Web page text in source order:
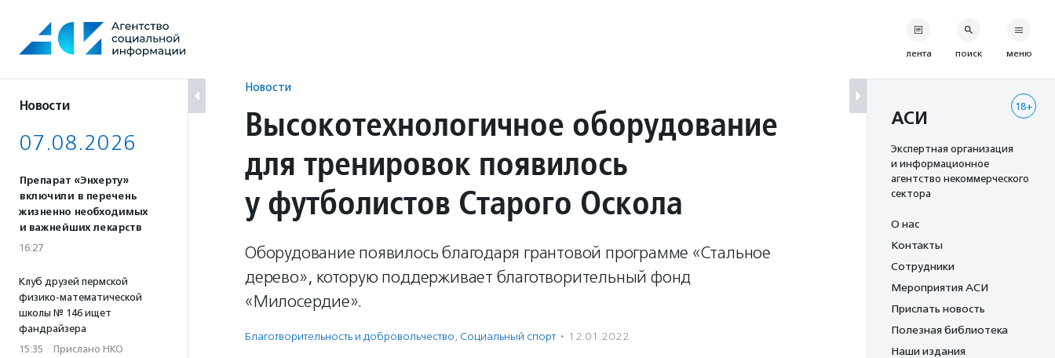
содержанию
Новости
07.08.2026
Препарат «Энхерту»
включили в перечень
жизненно необходимых
и важнейших лекарств
16:27
Клуб друзей пермской
физико-математической
школы № 146 ищет
фандрайзера
15:35 · Прислано НКО
Новости
Высокотехнологичное оборудование
для тренировок появилось
у футболистов Старого Оскола
Оборудование появилось благодаря грантовой программе «Стальное
дерево», которую поддерживает благотворительный фонд
«Милосердие».
Благотвори­тель­ность и доброволь­чест­во, Социальный спорт · 12.01.2022
лента поиск меню
18+
АСИ
Экспертная организация
и информационное
агентство некоммерческого
сектора
О нас
Контакты
Сотрудники
Мероприятия АСИ
Прислать новость
Полезная библиотека
Наши издания